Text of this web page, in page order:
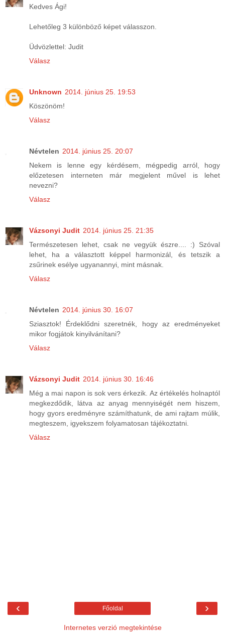
Kedves Ági!
Lehetőleg 3 különböző képet válasszon.
Üdvözlettel: Judit
Válasz
Unknown 2014. június 25. 19:53
Köszönöm!
Válasz
Névtelen 2014. június 25. 20:07
Nekem is lenne egy kérdésem, mégpedig arról, hogy
előzetesen interneten már megjelent művel is lehet
nevezni?
Válasz
Vázsonyi Judit 2014. június 25. 21:35
Természetesen lehet, csak ne vegyük észre.... :) Szóval
lehet, ha a választott képpel harmonizál, és tetszik a
zsűrinek esélye ugyanannyi, mint másnak.
Válasz
Névtelen 2014. június 30. 16:07
Sziasztok! Érdeklődni szeretnék, hogy az eredményeket
mikor fogjátok kinyilvánítani?
Válasz
Vázsonyi Judit 2014. június 30. 16:46
Még a mai napon is sok vers érkezik. Az értékelés holnaptól
megkezdődik, látva az anyag mennyiségét nem hiszem,
hogy gyors eredményre számíthatunk, de ami rajtam múlik,
megteszem, igyekszem folyamatosan tájékoztatni.
Válasz
‹ ›
Főoldal
Internetes verzió megtekintése